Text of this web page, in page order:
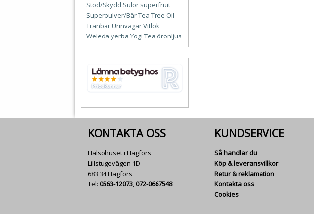
Stöd/Skydd Sulor superfruit
Superpulver/BärTea Tree Oil
TranbärUrinvägarVitlök
Weleda yerba Yogi Tea öronljus
KONTAKTA OSS
Hälsohuset i Hagfors
Lillstugevägen 1D
683 34 Hagfors
Tel: 0563-12073,072-0667548
KUNDSERVICE
Så handlar du
Köp & leveransvillkor
Retur & reklamation
Kontakta oss
Cookies